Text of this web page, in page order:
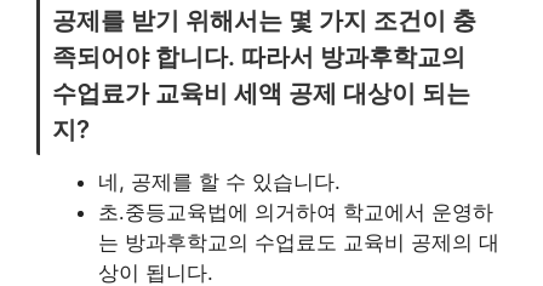
공제를 받기 위해서는 몇 가지 조건이 충
족되어야 합니다. 따라서 방과후학교의
수업료가 교육비 세액 공제 대상이 되는
지?
네, 공제를 할 수 있습니다.
초․중등교육법에 의거하여 학교에서 운영하
는 방과후학교의 수업료도 교육비 공제의 대
상이 됩니다.